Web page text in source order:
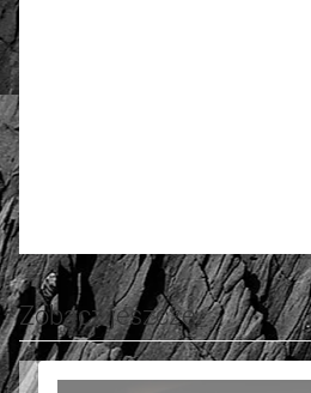
Zobacz jeszcze